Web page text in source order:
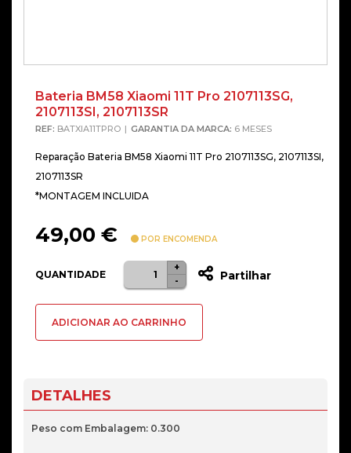
Bateria BM58 Xiaomi 11T Pro 2107113SG,
2107113SI, 2107113SR
REF: BATXIA11TPRO GARANTIA DA MARCA: 6 MESES
Reparação Bateria BM58 Xiaomi 11T Pro 2107113SG, 2107113SI,
2107113SR
*MONTAGEM INCLUIDA
49,00 € POR ENCOMENDA
QUANTIDADE
Quantidade
de
BM58
2107113SG,
2107113SI,
-
+
Partilhar
ADICIONAR AO CARRINHO
DETALHES
Peso com Embalagem: 0.300